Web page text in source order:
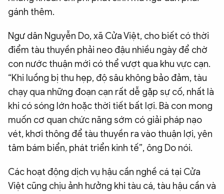
gánh thêm.
Ngư dân Nguyễn Do, xã Cửa Việt, cho biết có thời
điểm tàu thuyền phải neo đậu nhiều ngày để chờ
con nước thuận mới có thể vượt qua khu vực cạn.
“Khi luồng bị thu hẹp, độ sâu không bảo đảm, tàu
chạy qua những đoạn cạn rất dễ gặp sự cố, nhất là
khi có sóng lớn hoặc thời tiết bất lợi. Bà con mong
muốn cơ quan chức năng sớm có giải pháp nạo
vét, khơi thông để tàu thuyền ra vào thuận lợi, yên
tâm bám biển, phát triển kinh tế”, ông Do nói.
Các hoạt động dịch vụ hậu cần nghề cá tại Cửa
Việt cũng chịu ảnh hưởng khi tàu cá, tàu hậu cần và